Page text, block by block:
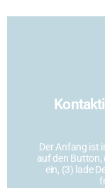
Der Anfang ist
auf den Button,
ein, (3) lade
Schicke